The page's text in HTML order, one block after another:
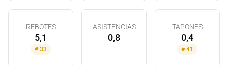
REBOTES
5,1
# 33
ASISTENCIAS
0,8
TAPONES
0,4
# 41